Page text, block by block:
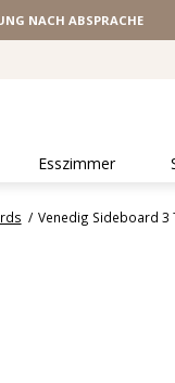
NACH ABSPRACHE
Esszimmer
/ Venedig Sideboard 3